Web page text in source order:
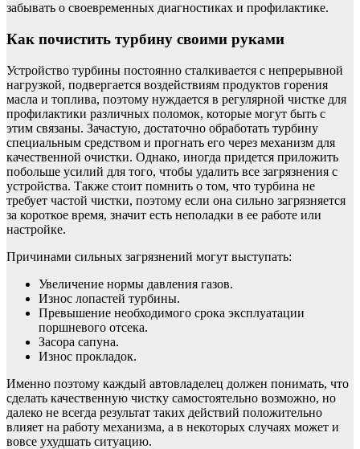
забывать о своевременных диагностиках и профилактике.
Как почистить турбину своими руками
Устройство турбины постоянно сталкивается с непрерывной
нагрузкой, подвергается воздействиям продуктов горения
масла и топлива, поэтому нуждается в регулярной чистке для
профилактики различных поломок, которые могут быть с
этим связаны. Зачастую, достаточно обработать турбину
специальным средством и прогнать его через механизм для
качественной очистки. Однако, иногда придется приложить
побольше усилий для того, чтобы удалить все загрязнения с
устройства. Также стоит помнить о том, что турбина не
требует частой чистки, поэтому если она сильно загрязняется
за короткое время, значит есть неполадки в ее работе или
настройке.
Причинами сильных загрязнений могут выступать:
Увеличение нормы давления газов.
Износ лопастей турбины.
Превышение необходимого срока эксплуатации
поршневого отсека.
Засора сапуна.
Износ прокладок.
Именно поэтому каждый автовладелец должен понимать, что
сделать качественную чистку самостоятельно возможно, но
далеко не всегда результат таких действий положительно
влияет на работу механизма, а в некоторых случаях может и
вовсе ухудшать ситуацию.